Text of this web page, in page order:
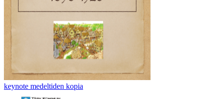
keynote medeltiden kopia